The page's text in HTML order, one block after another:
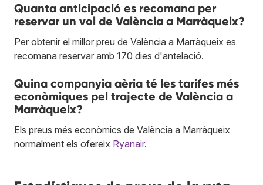
Quanta anticipació es recomana per
reservar un vol de València a Marràqueix?
Per obtenir el millor preu de València a Marràqueix es
recomana reservar amb 170 dies d'antelació.
Quina companyia aèria té les tarifes més
econòmiques pel trajecte de València a
Marràqueix?
Els preus més econòmics de València a Marràqueix
normalment els ofereix Ryanair.